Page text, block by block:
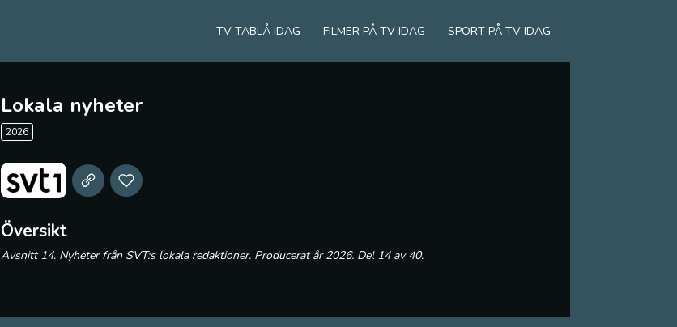
TV-TABLÅ IDAG FILMER PÅ TV IDAG SPORT PÅ TV IDAG
Lokala nyheter
2026
Översikt
Avsnitt 14. Nyheter från SVT:s lokala redaktioner. Producerat år 2026. Del 14 av 40.